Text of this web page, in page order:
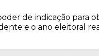
de indicação para
e o ano eleitoral